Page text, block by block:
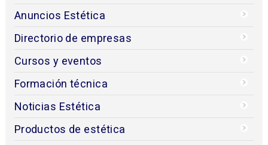
Anuncios Estética
Directorio de empresas
Cursos y eventos
Formación técnica
Noticias Estética
Productos de estética